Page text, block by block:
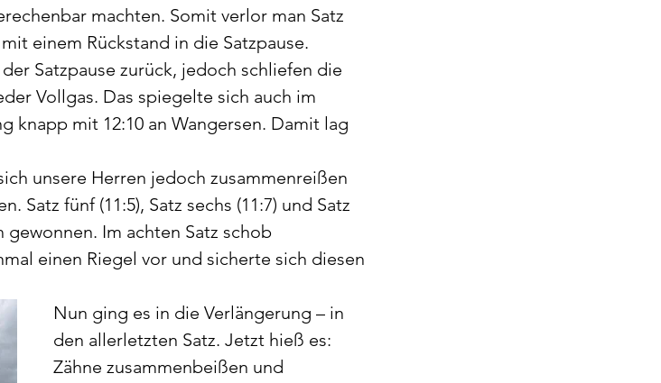
machten. Somit verlor man Satz
einem Rückstand in die Satzpause.
Satzpause zurück, jedoch schliefen die
Vollgas. Das spiegelte sich auch im
knapp mit 12:10 an Wangersen. Damit lag
unsere Herren jedoch zusammenreißen
Satz fünf (11:5), Satz sechs (11:7) und Satz
Im achten Satz schob
einen Riegel vor und sicherte sich diesen
Nun ging es in die Verlängerung – in
den allerletzten Satz. Jetzt hieß es:
Zähne zusammenbeißen und